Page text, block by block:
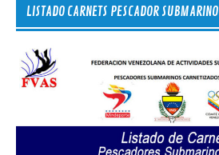
LISTADO CARNETS PESCADOR SUBMARINO